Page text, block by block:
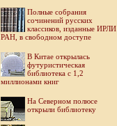
Полные собрания
сочинений русских
классиков, изданные ИРЛИ
РАН, в свободном доступе
В Китае открылась
футуристическая
библиотека с 1,2
миллионами книг
На Северном полюсе
открыли библиотеку